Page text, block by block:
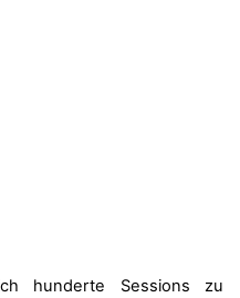
hunderte Sessions zu